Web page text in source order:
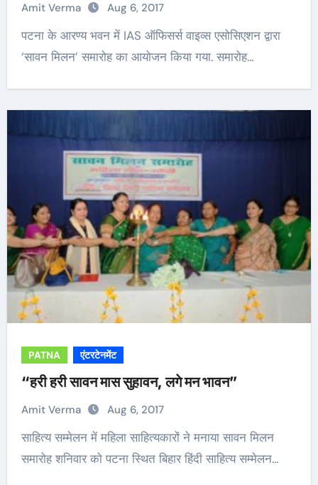
Amit Verma Aug 6, 2017
पटना के आरण्य भवन में IAS ऑफिसर्स वाइव्स एसोसिएशन द्वारा
‘सावन मिलन’ समारोह का आयोजन किया गया. समारोह…
PATNA एंटरटेनमेंट
“हरी हरी सावन मास सुहावन, लगे मन भावन”
Amit Verma Aug 6, 2017
साहित्य सम्मेलन में महिला साहित्यकारों ने मनाया सावन मिलन
समारोह शनिवार को पटना स्थित बिहार हिंदी साहित्य सम्मेलन…